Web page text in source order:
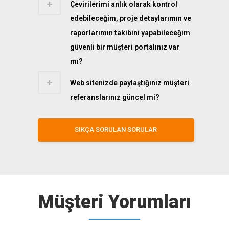
Çevirilerimi anlık olarak kontrol
edebileceğim, proje detaylarımın ve
raporlarımın takibini yapabileceğim
güvenli bir müşteri portalınız var
mı?
Web sitenizde paylaştığınız müşteri
referanslarınız güncel mi?
SIKÇA SORULAN SORULAR
Müşteri Yorumları